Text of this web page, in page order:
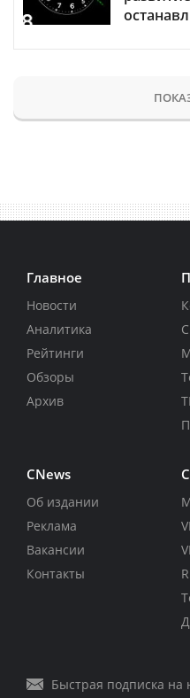
Главное
Новости
Аналитика
Рейтинги
Обзоры
Архив
CNews
Об издании
Реклама
Вакансии
Контакты
Быстрая подписка на